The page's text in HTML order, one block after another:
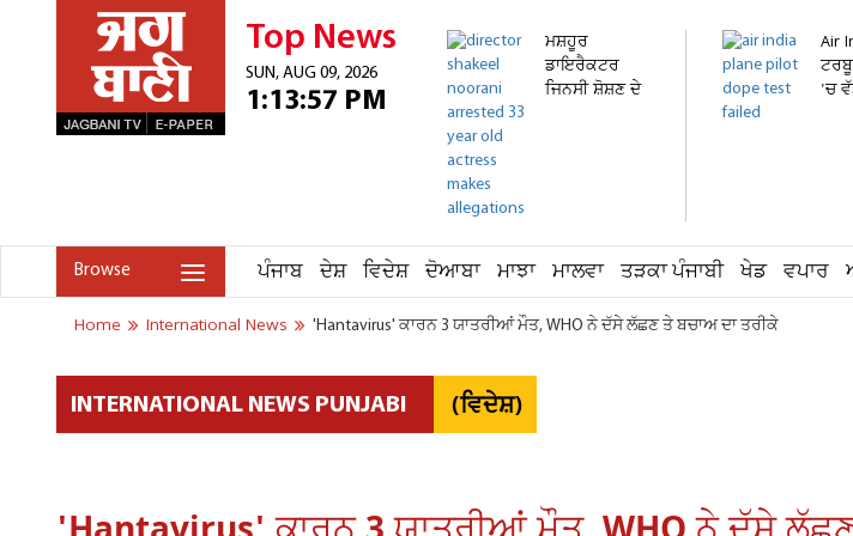
Top News
SUN, AUG 09, 2026
1:13:57 PM
ਮਸ਼ਹੂਰ
ਡਾਇਰੈਕਟਰ
ਜਿਨਸੀ ਸ਼ੋਸ਼ਣ ਦੇ
Air
'ਚ
Browse ਪੰਜਾਬ ਦੇਸ਼ ਵਿਦੇਸ਼ ਦੋਆਬਾ ਮਾਝਾ ਮਾਲਵਾ ਤੜਕਾ ਪੰਜਾਬੀ ਖੇਡ ਵਪਾਰ
Home International News 'Hantavirus' ਕਾਰਨ 3 ਯਾਤਰੀਆਂ ਮੌਤ, WHO ਨੇ ਦੱਸੇ ਲੱਛਣ ਤੇ ਬਚਾਅ ਦਾ ਤਰੀਕੇ
INTERNATIONAL NEWS PUNJABI (ਵਿਦੇਸ਼)